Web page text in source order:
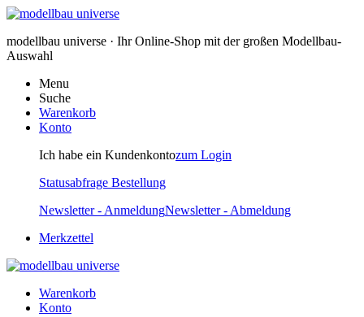
modellbau universe · Ihr Online-Shop mit der großen Modellbau-
Auswahl
Menu
Suche
Warenkorb
Konto
Ich habe ein Kundenkontozum Login
Statusabfrage Bestellung
Newsletter - AnmeldungNewsletter - Abmeldung
Merkzettel
Warenkorb
Konto